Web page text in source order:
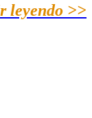
leyendo >>